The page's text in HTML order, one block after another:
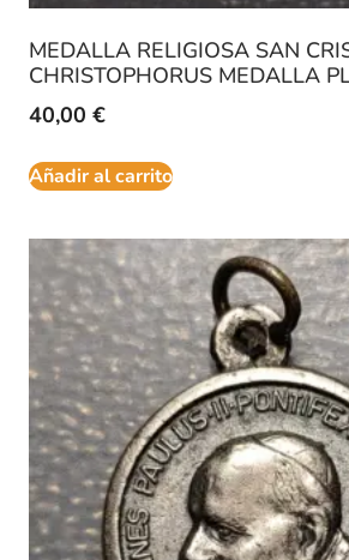
MEDALLA RELIGIOSA SAN
CHRISTOPHORUS MEDALLA
40,00 €
Añadir al carrito